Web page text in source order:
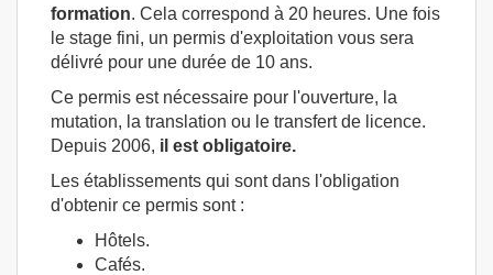
formation. Cela correspond à 20 heures. Une fois
le stage fini, un permis d'exploitation vous sera
délivré pour une durée de 10 ans.
Ce permis est nécessaire pour l'ouverture, la
mutation, la translation ou le transfert de licence.
Depuis 2006, il est obligatoire.
Les établissements qui sont dans l'obligation
d'obtenir ce permis sont :
Hôtels.
Cafés.